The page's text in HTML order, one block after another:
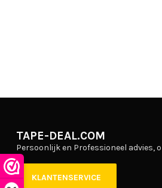
TAPE-DEAL.COM
Persoonlijk en Professioneel advies,
KLANTENSERVICE